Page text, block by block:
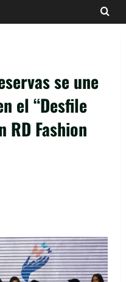
se une
el “Desfile
RD Fashion